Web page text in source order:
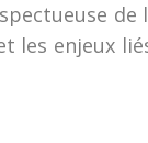
de
les enjeux